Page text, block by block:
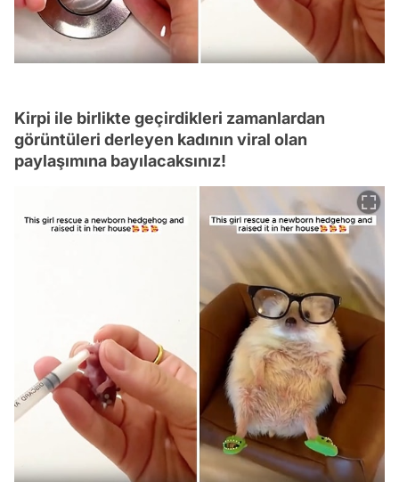
Kirpi ile birlikte geçirdikleri zamanlardan
görüntüleri derleyen kadının viral olan
paylaşımına bayılacaksınız!